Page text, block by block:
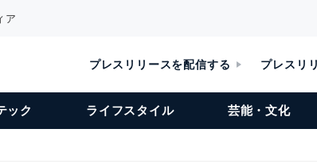
ア
プレスリリースを配信する プレスリ
ック ライフスタイル 芸能・文化